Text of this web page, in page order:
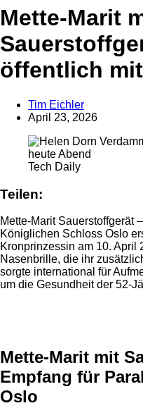
Mette-Marit
öffentlich
Tim Eichler
April 23, 2026
Tech Daily
Teilen:
Mette-Marit Sauerstoffgerät
Königlichen Schloss Oslo
Kronprinzessin am 10. April
Nasenbrille, die ihr
sorgte international für
um die Gesundheit der 52-
Mette-Marit mit
Empfang für
Oslo